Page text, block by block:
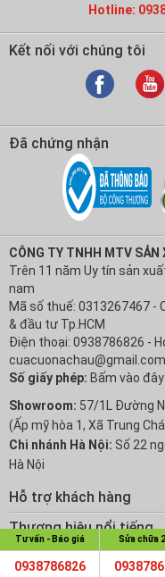
Hotline:
Kết nối với chúng tôi
Đã chứng nhận
CÔNG TY TNHH MTV SẢN
Trên 11 năm Uy tín sản
nam
Mã số thuế: 0313267467 -
& đầu tư Tp.HCM
Điện thoại: 0938786826 -
cuacuonachau@gmail.com
Số giấy phép: Bấm vào
Showroom: 57/1L Đường
(Ấp mỹ hòa 1, Xã Trung
Chi nhánh Hà Nội: Số 22
Hà Nội
Hỗ trợ khách hàng
Chính sách Bảo hành
Chính sách bảo mật
Chính sách đổi trả hàng
Thương hiệu nổi tiếng
Cửa Cuốn Austdoor
Về Cuacuonsg.com
Tư vấn - Báo giá
0938786826
Sửa chữa